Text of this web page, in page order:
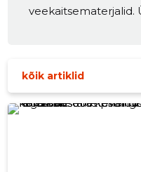
veekaitsematerjalid.
spetsialistidele,
nõuetest,
ühte tabelisse 116
kõik artiklid